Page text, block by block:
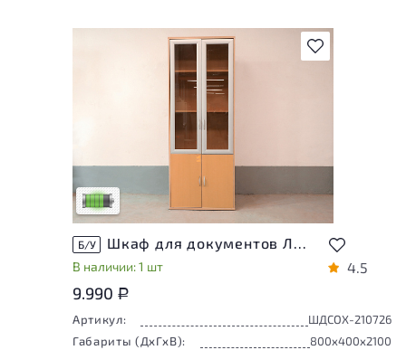
В избранное
следы эксплуатации, не влияющие на
удобство его использования
Низкая степень износа
Б/У
В наличии: 1 шт 4.5
9.990 Р
Артикул:
ШДСОХ-210726
Габариты (ДxГxВ):
800x400x2100